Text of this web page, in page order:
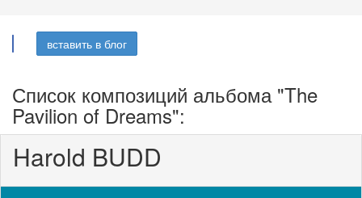
вставить в блог
Список композиций альбома "The
Pavilion of Dreams":
Harold BUDD